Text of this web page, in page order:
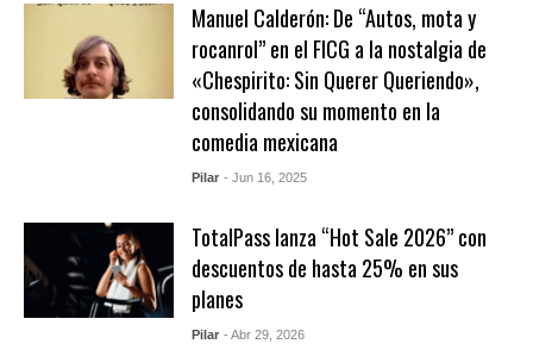
Manuel Calderón: De “Autos, mota y
rocanrol” en el FICG a la nostalgia de
«Chespirito: Sin Querer Queriendo»,
consolidando su momento en la
comedia mexicana
Pilar - Jun 16, 2025
TotalPass lanza “Hot Sale 2026” con
descuentos de hasta 25% en sus
planes
Pilar - Abr 29, 2026